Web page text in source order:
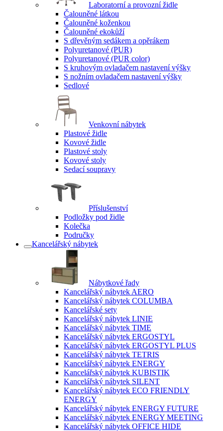
Laboratorní a provozní židle
Čalouněné látkou
Čalouněné koženkou
Čalouněné ekokůží
S dřevěným sedákem a opěrákem
Polyuretanové (PUR)
Polyuretanové (PUR color)
S kruhovým ovladačem nastavení výšky
S nožním ovladačem nastavení výšky
Sedlové
Venkovní nábytek
Plastové židle
Kovové židle
Plastové stoly
Kovové stoly
Sedací soupravy
Příslušenství
Podložky pod židle
Kolečka
Područky
Kancelářský nábytek
Nábytkové řady
Kancelářský nábytek AERO
Kancelářský nábytek COLUMBA
Kancelářské sety
Kancelářský nábytek LINIE
Kancelářský nábytek TIME
Kancelářský nábytek ERGOSTYL
Kancelářský nábytek ERGOSTYL PLUS
Kancelářský nábytek TETRIS
Kancelářský nábytek ENERGY
Kancelářský nábytek KUBISTIK
Kancelářský nábytek SILENT
Kancelářský nábytek ECO FRIENDLY
ENERGY
Kancelářský nábytek ENERGY FUTURE
Kancelářský nábytek ENERGY MEETING
Kancelářský nábytek OFFICE HIDE